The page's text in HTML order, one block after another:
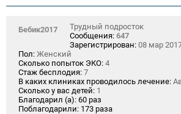
Бебик2017
Трудный подросток
Сообщения: 647
Зарегистрирован: 08 мар
Пол: Женский
Сколько попыток ЭКО: 4
Стаж бесплодия: 7
В каких клиниках проводилось лечение:
Сколько у вас детей: 1
Благодарил (а): 60 раз
Поблагодарили: 173 раза